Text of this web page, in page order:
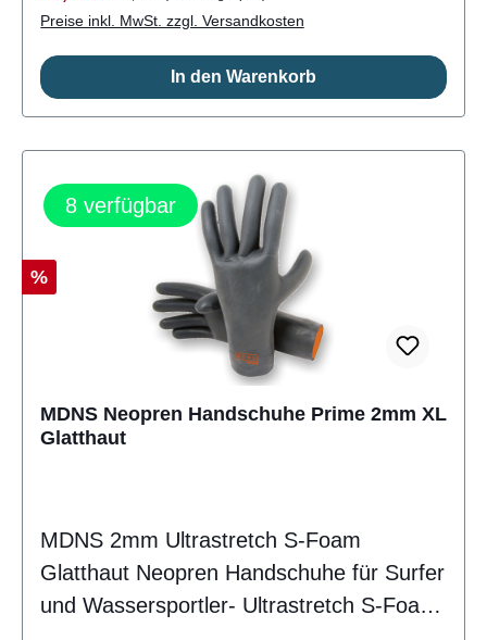
Preise inkl. MwSt. zzgl. Versandkosten
In den Warenkorb
8 verfügbar
Rabatt
%
MDNS Neopren Handschuhe Prime 2mm XL
Glatthaut
MDNS 2mm Ultrastretch S-Foam
Glatthaut Neopren Handschuhe für Surfer
und Wassersportler- Ultrastretch S-Foam